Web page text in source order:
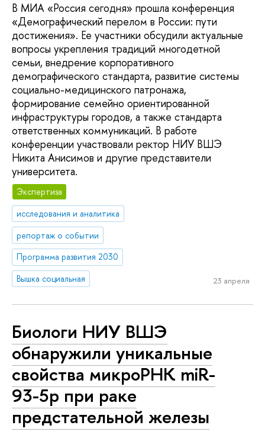
В МИА «Россия сегодня» прошла конференция
«Демографический перелом в России: пути
достижения». Ее участники обсудили актуальные
вопросы укрепления традиций многодетной
семьи, внедрение корпоративного
демографического стандарта, развитие системы
социально-медицинского патронажа,
формирование семейно ориентированной
инфраструктуры городов, а также стандарта
ответственных коммуникаций. В работе
конференции участвовали ректор НИУ ВШЭ
Никита Анисимов и другие представители
университета.
Экспертиза
исследования и аналитика
репортаж о событии
Программа развития 2030
Вышка социальная
23 апреля
Биологи НИУ ВШЭ
обнаружили уникальные
свойства микроРНК miR-
93-5р при раке
предстательной железы